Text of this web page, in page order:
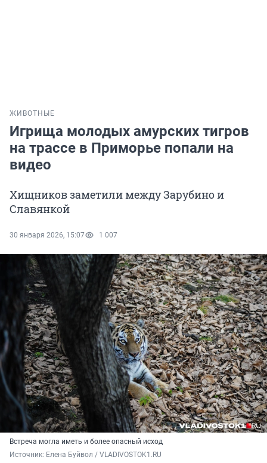
ЖИВОТНЫЕ
Игрища молодых амурских тигров
на трассе в Приморье попали на
видео
Хищников заметили между Зарубино и
Славянкой
30 января 2026, 15:07 1 007
Встреча могла иметь и более опасный исход
Источник: Елена Буйвол / VLADIVOSTOK1.RU